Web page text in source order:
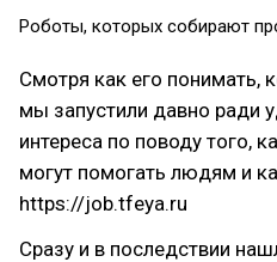
Роботы, которых собирают
Смотря как его понимать,
мы запустили давно ради
интереса по поводу того,
могут помогать людям и
https://job.tfeya.ru
Сразу и в последствии